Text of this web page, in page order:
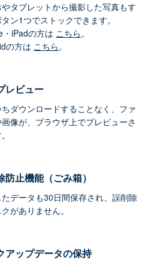
タブレットから撮影した写真もす
ン1つでストックできます。
・iPadの方は こちら。
の方は こちら。
レビュー
ダウンロードすることなく、ファ
像が、ブラウザ上でプレビューさ
防止機能（ごみ箱）
データも30日間保存され、誤削除
がありません。
アップデータの保持